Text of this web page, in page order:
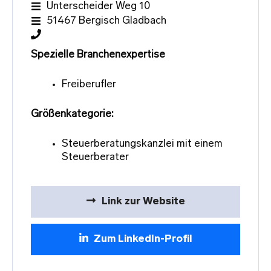
Unterscheider Weg 10
51467 Bergisch Gladbach
Spezielle Branchenexpertise
Freiberufler
Größenkategorie:
Steuerberatungskanzlei mit einem
Steuerberater
Link zur Website
Zum LinkedIn-Profil